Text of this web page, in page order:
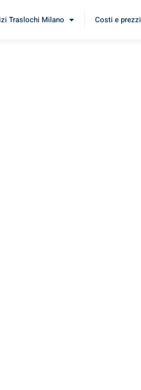
Traslochi Milano Costi e prezzi